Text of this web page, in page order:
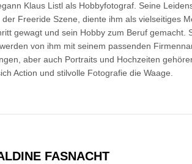
Klaus Listl als Hobbyfotograf. Seine
der Freeride Szene, diente ihm als vielseitiges
gewagt und sein Hobby zum Beruf gemacht.
von ihm mit seinem passenden
aber auch Portraits und Hochzeiten
Action und stilvolle Fotografie die Waage.
FASNACHT